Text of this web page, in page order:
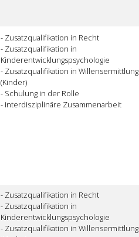
- Zusatzqualifikation in Recht
- Zusatzqualifikation in
Kinderentwicklungspsychologie
- Zusatzqualifikation in Willensermittlung
(Kinder)
- Schulung in der Rolle
- interdisziplinäre Zusammenarbeit
- Zusatzqualifikation in Recht
- Zusatzqualifikation in
Kinderentwicklungspsychologie
- Zusatzqualifikation in Willensermittlung